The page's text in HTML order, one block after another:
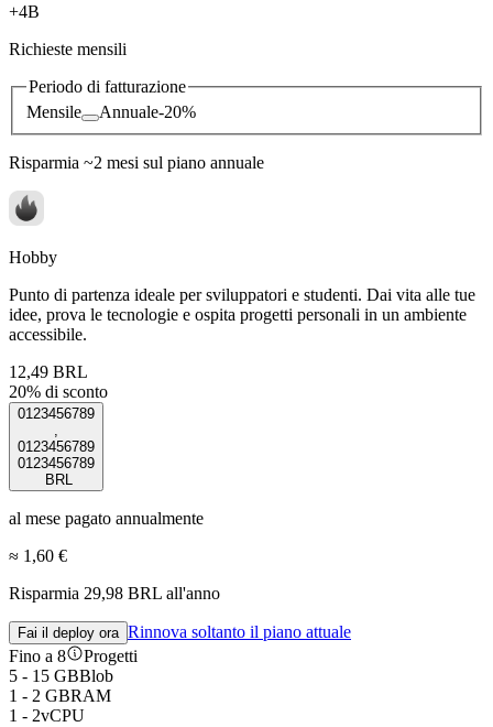
+4B
Richieste mensili
Periodo di fatturazione
Mensile
Annuale-20%
Risparmia ~2 mesi sul piano annuale
Hobby
Punto di partenza ideale per sviluppatori e studenti. Dai vita alle tue
idee, prova le tecnologie e ospita progetti personali in un ambiente
accessibile.
12,49 BRL
20% di sconto
0123456789
,
0123456789
0123456789
BRL
al mese pagato annualmente
≈ 1,60 €
Risparmia 29,98 BRL all'anno
Fai il deploy ora Rinnova soltanto il piano attuale
Fino a 8
Progetti
5 - 15 GBBlob
1 - 2 GBRAM
1 - 2vCPU